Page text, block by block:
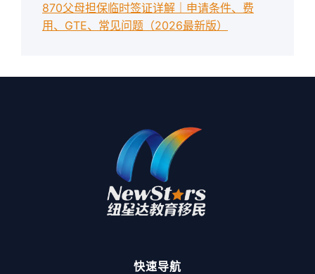
870父母担保临时签证详解｜申请条件、费
用、GTE、常见问题（2026最新版）
快速导航